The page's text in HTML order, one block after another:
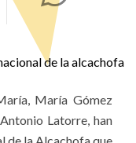
de la alcachofa
María Gómez
Latorre, han